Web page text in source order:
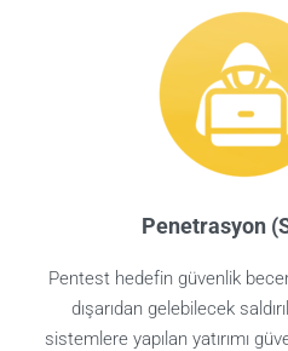
Penetrasyon
Pentest hedefin güvenlik
dışarıdan gelebilecek
sistemlere yapılan yatırımı